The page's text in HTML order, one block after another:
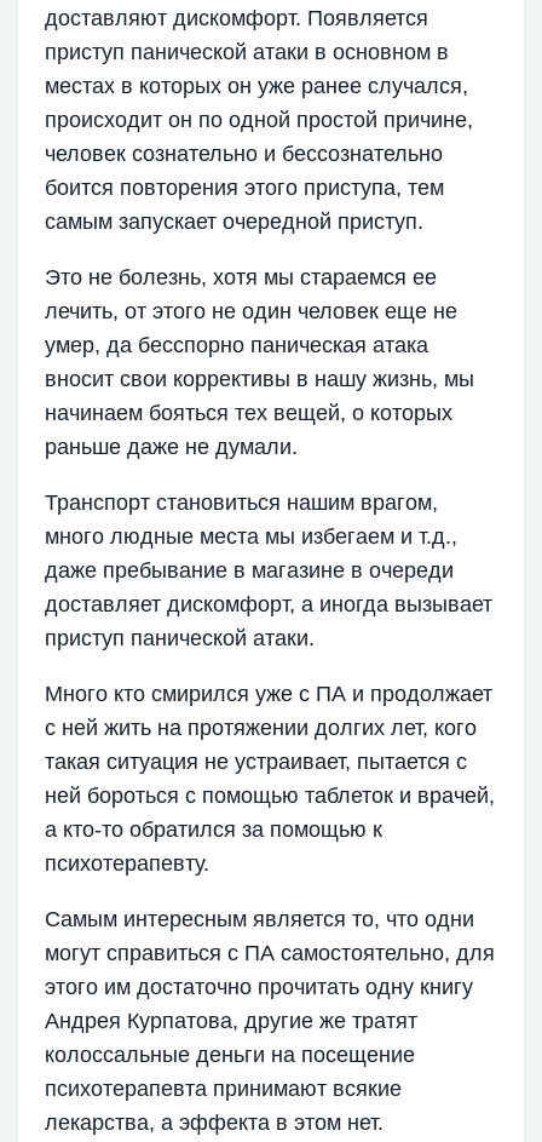
доставляют дискомфорт. Появляется
приступ панической атаки в основном в
местах в которых он уже ранее случался,
происходит он по одной простой причине,
человек сознательно и бессознательно
боится повторения этого приступа, тем
самым запускает очередной приступ.
Это не болезнь, хотя мы стараемся ее
лечить, от этого не один человек еще не
умер, да бесспорно паническая атака
вносит свои коррективы в нашу жизнь, мы
начинаем бояться тех вещей, о которых
раньше даже не думали.
Транспорт становиться нашим врагом,
много людные места мы избегаем и т.д.,
даже пребывание в магазине в очереди
доставляет дискомфорт, а иногда вызывает
приступ панической атаки.
Много кто смирился уже с ПА и продолжает
с ней жить на протяжении долгих лет, кого
такая ситуация не устраивает, пытается с
ней бороться с помощью таблеток и врачей,
а кто-то обратился за помощью к
психотерапевту.
Самым интересным является то, что одни
могут справиться с ПА самостоятельно, для
этого им достаточно прочитать одну книгу
Андрея Курпатова, другие же тратят
колоссальные деньги на посещение
психотерапевта принимают всякие
лекарства, а эффекта в этом нет.